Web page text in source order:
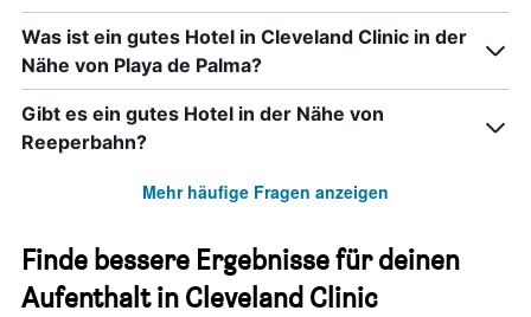
Was ist ein gutes Hotel in Cleveland Clinic in der
Nähe von Playa de Palma?
Gibt es ein gutes Hotel in der Nähe von
Reeperbahn?
Mehr häufige Fragen anzeigen
Finde bessere Ergebnisse für deinen
Aufenthalt in Cleveland Clinic